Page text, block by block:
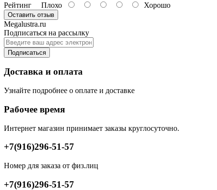
Рейтинг Плохо Хорошо
Оставить отзыв
Megalustra.ru
Подписаться на рассылку
Подписаться
Доставка и оплата
Узнайте подробнее о оплате и доставке
Рабочее время
Интернет магазин принимает заказы круглосуточно.
+7(916)296-51-57
Номер для заказа от физ.лиц
+7(916)296-51-57